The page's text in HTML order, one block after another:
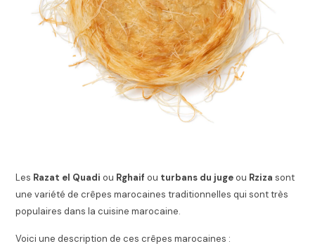
Les Razat el Quadi ou Rghaif ou turbans du jugeou Rziza sont
une variété de crêpes marocaines traditionnelles qui sont très
populaires dans la cuisine marocaine.
Voici une description de ces crêpes marocaines :